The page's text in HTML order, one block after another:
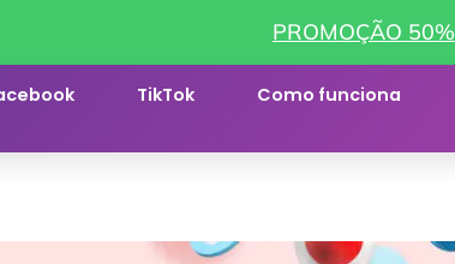
PROMOÇÃO
TikTok Como funciona